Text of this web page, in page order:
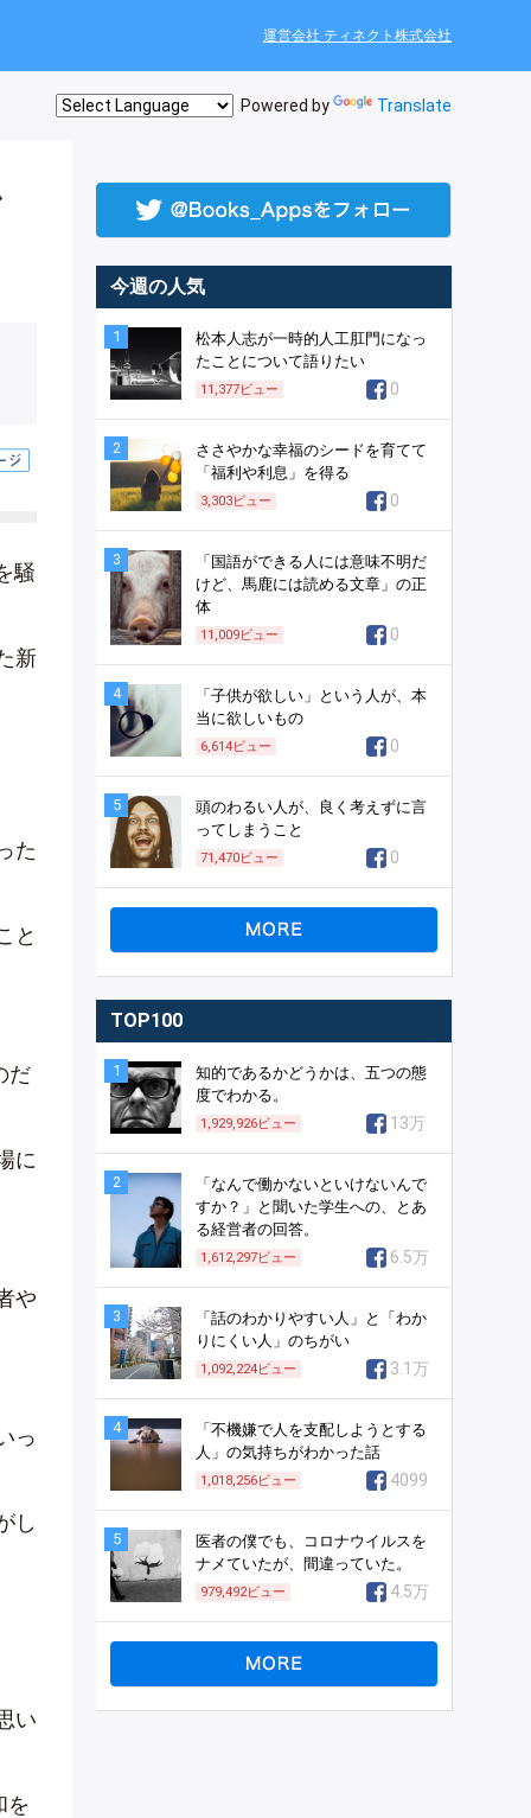
運営会社 ティネクト株式会社
Powered by Translate
騒
新
た
と
だ
に
や
っ
し
い
を
今週の人気
1
松本人志が一時的人工肛門になっ
たことについて語りたい
11,377ビュー 0
2
ささやかな幸福のシードを育てて
「福利や利息」を得る
3,303ビュー 0
3
「国語ができる人には意味不明だ
けど、馬鹿には読める文章」の正
体
11,009ビュー 0
4
「子供が欲しい」という人が、本
当に欲しいもの
6,614ビュー 0
5
頭のわるい人が、良く考えずに言
ってしまうこと
71,470ビュー 0
TOP100
1
知的であるかどうかは、五つの態
度でわかる。
1,929,926ビュー 13万
2
「なんで働かないといけないんで
すか？」と聞いた学生への、とあ
る経営者の回答。
1,612,297ビュー 6.5万
3
「話のわかりやすい人」と「わか
りにくい人」のちがい
1,092,224ビュー 3.1万
4
「不機嫌で人を支配しようとする
人」の気持ちがわかった話
1,018,256ビュー 4099
5
医者の僕でも、コロナウイルスを
ナメていたが、間違っていた。
979,492ビュー 4.5万